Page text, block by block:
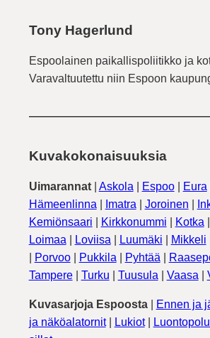
Tony Hagerlund
Espoolainen paikallispoliitikko ja
Varavaltuutettu niin Espoon
Kuvakokonaisuuksia
Uimarannat| Askola Espoo| Eura
Hämeenlinna
Imatra Joroinen
Kemiönsaari
Kirkkonummi Kotka
Loimaa
Loviisa Luumäki Mikkeli
Porvoo| Pukkila Pyhtää
Tampere| Turku Tuusula Vaasa
Kuvasarjoja Espoosta| Ennen ja
ja näköalatornit| Lukiot|